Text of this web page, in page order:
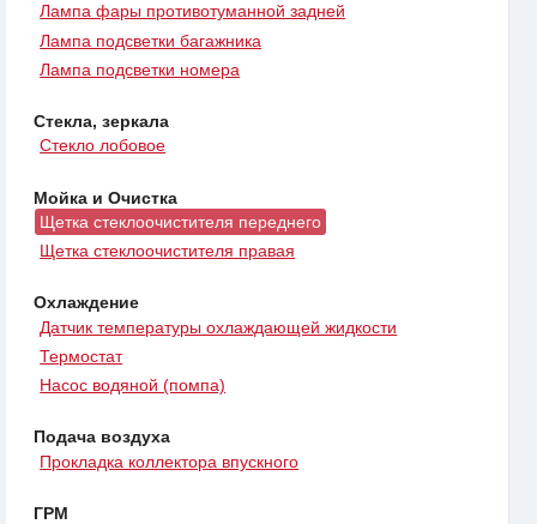
Лампа фары противотуманной задней
Лампа подсветки багажника
Лампа подсветки номера
Стекла, зеркала
Стекло лобовое
Мойка и Очистка
Щетка стеклоочистителя переднего
Щетка стеклоочистителя правая
Охлаждение
Датчик температуры охлаждающей жидкости
Термостат
Насос водяной (помпа)
Подача воздуха
Прокладка коллектора впускного
ГРМ